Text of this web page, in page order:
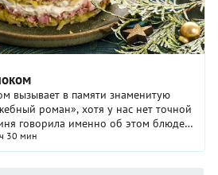
вызывает в памяти знаменитую
роман», хотя у нас нет точной
говорила именно об этом блюде.
лучше, чем ...
30 мин